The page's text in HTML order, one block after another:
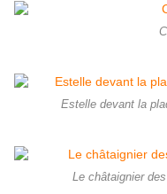
Estelle devant la
Le châtaignier